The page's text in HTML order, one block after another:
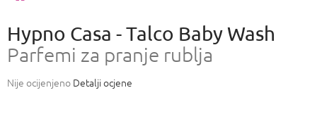
Hypno Casa - Talco Baby Wash
Parfemi za pranje rublja
Prosječna
Nije ocijenjeno Detalji ocjene